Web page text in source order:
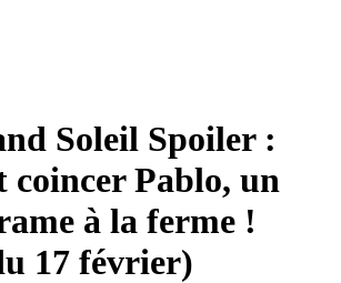
Soleil Spoiler :
coincer Pablo, un
à la ferme !
17 février)